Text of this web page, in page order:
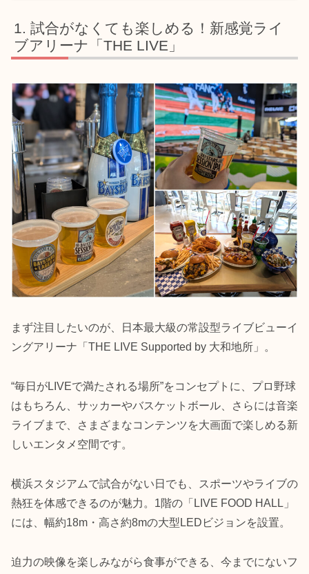
試合がなくても楽しめる！新感覚ライ
ブアリーナ「THE LIVE」
まず注目したいのが、日本最大級の常設型ライブビューイ
ングアリーナ「THE LIVE Supported by 大和地所」。
“毎日がLIVEで満たされる場所”をコンセプトに、プロ野球
はもちろん、サッカーやバスケットボール、さらには音楽
ライブまで、さまざまなコンテンツを大画面で楽しめる新
しいエンタメ空間です。
横浜スタジアムで試合がない日でも、スポーツやライブの
熱狂を体感できるのが魅力。1階の「LIVE FOOD HALL」
には、幅約18m・高さ約8mの大型LEDビジョンを設置。
迫力の映像を楽しみながら食事ができる、今までにないフ